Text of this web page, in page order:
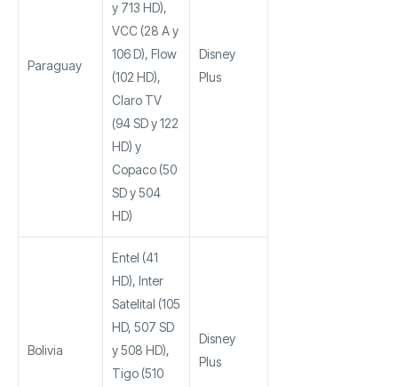
Paraguay
y 713 HD),
VCC (28 A y
106 D), Flow
(102 HD),
Claro TV
(94 SD y 122
HD) y
Copaco (50
SD y 504
HD)
Disney
Plus
Bolivia
Entel (41
HD), Inter
Satelital (105
HD, 507 SD
y 508 HD),
Tigo (510
Disney
Plus